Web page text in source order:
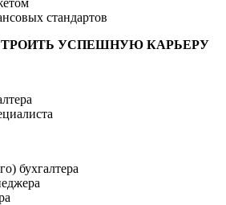
стандартов
УСПЕШНУЮ КАРЬЕРУ
бухгалтера